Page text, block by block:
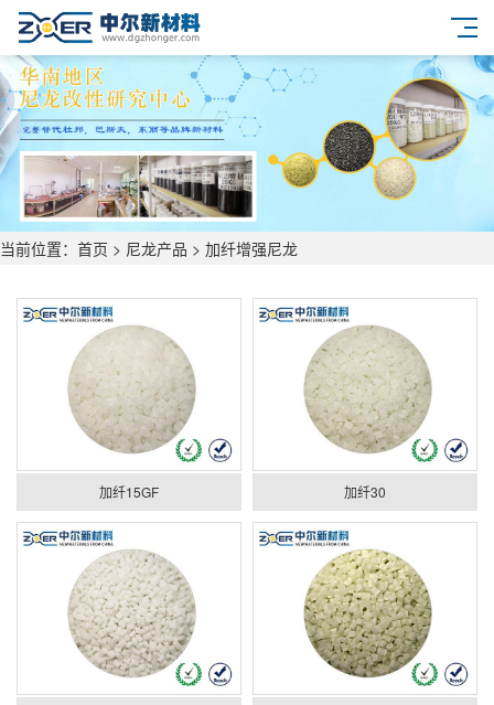
当前位置： 首页 > 尼龙产品 > 加纤增强尼龙
加纤15GF 加纤30